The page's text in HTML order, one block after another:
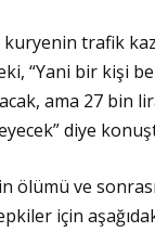
trafik
“Yani bir kişi
ama 27 bin
diye
ölümü ve
için